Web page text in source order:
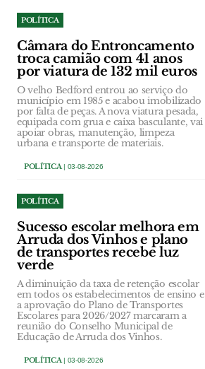
POLÍTICA
Câmara do Entroncamento
troca camião com 41 anos
por viatura de 132 mil euros
O velho Bedford entrou ao serviço do
município em 1985 e acabou imobilizado
por falta de peças. A nova viatura pesada,
equipada com grua e caixa basculante, vai
apoiar obras, manutenção, limpeza
urbana e transporte de materiais.
POLÍTICA| 03-08-2026
POLÍTICA
Sucesso escolar melhora em
Arruda dos Vinhos e plano
de transportes recebe luz
verde
A diminuição da taxa de retenção escolar
em todos os estabelecimentos de ensino e
a aprovação do Plano de Transportes
Escolares para 2026/2027 marcaram a
reunião do Conselho Municipal de
Educação de Arruda dos Vinhos.
POLÍTICA| 03-08-2026